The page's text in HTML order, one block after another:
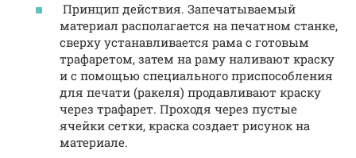
Принцип действия. Запечатываемый
материал располагается на печатном станке,
сверху устанавливается рама с готовым
трафаретом, затем на раму наливают краску
и с помощью специального приспособления
для печати (ракеля) продавливают краску
через трафарет. Проходя через пустые
ячейки сетки, краска создает рисунок на
материале.